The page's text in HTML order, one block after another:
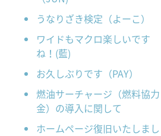
うなりざき検定（よーこ）
ワイドもマクロ楽しいです
ね！(藍)
お久しぶりです（PAY）
燃油サーチャージ（燃料協力
金）の導入に関して
ホームページ復旧いたしまし